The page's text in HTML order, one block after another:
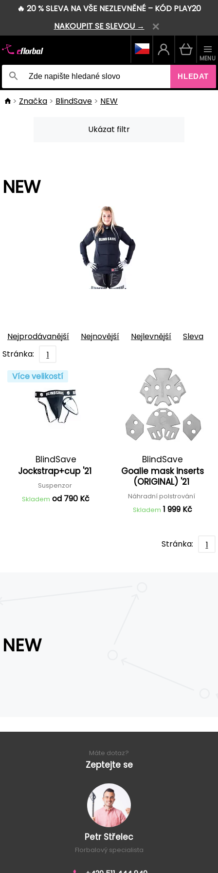
🔥 20 % SLEVA NA VŠE NEZLEVNĚNÉ – KÓD PLAY20
NAKOUPIT SE SLEVOU →
HLEDAT
MENU
Značka BlindSave NEW
Ukázat filtr
NEW
Nejprodávanější Nejnovější Nejlevnější
Sleva
Stránka:
1
Více velikostí
BlindSave
Jockstrap+cup '21
Suspenzor
Skladem od 790 Kč
BlindSave
Goalie mask inserts
(ORIGINAL) '21
Náhradní polstrování
Skladem 1 999 Kč
Stránka: 1
NEW
Máte dotaz?
Zeptejte se
Petr Střelec
Florbalový specialista